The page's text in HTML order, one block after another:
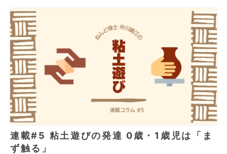
連載#5 粘土遊びの発達 0歳・1歳児は「ま
ず触る」